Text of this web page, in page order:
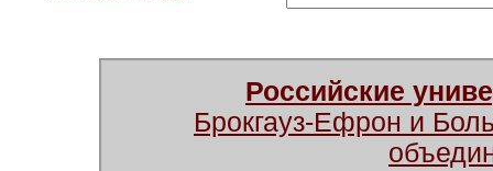
Российские
Брокгауз-Ефрон и